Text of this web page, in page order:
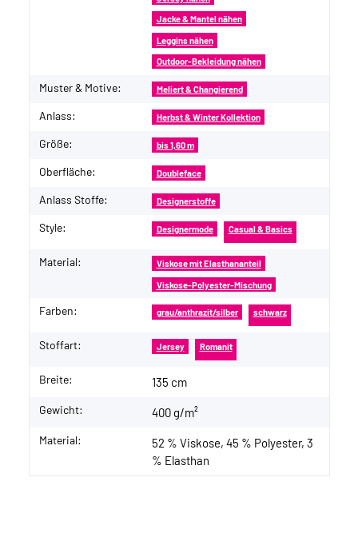
Jacke & Mantel nähen
Leggins nähen
Outdoor-Bekleidung nähen
Muster & Motive: Meliert & Changierend
Anlass: Herbst & Winter Kollektion
Größe: bis 1,60 m
Oberfläche: Doubleface
Anlass Stoffe: Designerstoffe
Style: Designermode Casual & Basics
Material: Viskose mit Elasthananteil
Viskose-Polyester-Mischung
Farben: grau/anthrazit/silber schwarz
Stoffart: Jersey Romanit
Breite: 135 cm
Gewicht: 400 g/m²
Material:
52 % Viskose, 45 % Polyester, 3
% Elasthan